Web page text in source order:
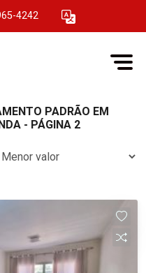
4242
PADRÃO EM
- PÁGINA 2